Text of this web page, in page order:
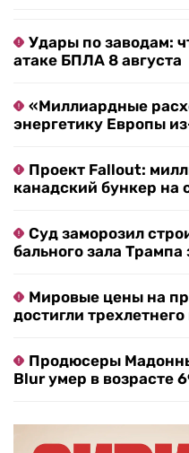
Удары по заводам:
атаке БПЛА 8 августа
«Миллиардные
энергетику Европы
Проект Fallout:
канадский бункер на
Суд заморозил
бального зала
Мировые цены на
достигли
Продюсеры
Blur умер в возрасте